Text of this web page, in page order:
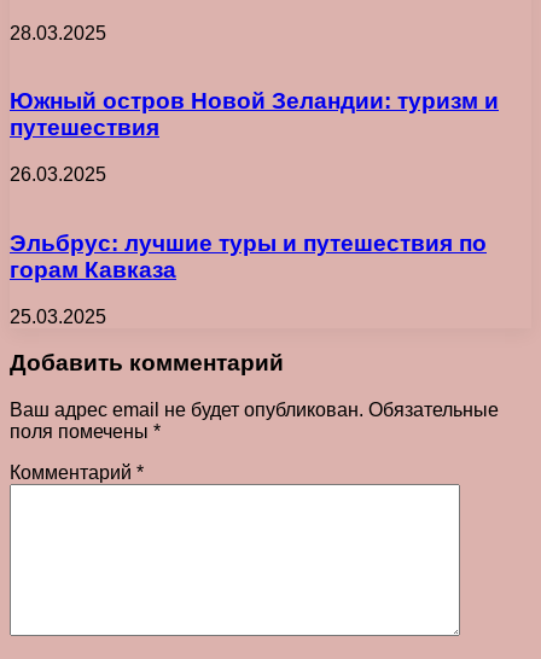
28.03.2025
Южный остров Новой Зеландии: туризм и
путешествия
26.03.2025
Эльбрус: лучшие туры и путешествия по
горам Кавказа
25.03.2025
Добавить комментарий
Ваш адрес email не будет опубликован. Обязательные
поля помечены *
Комментарий *